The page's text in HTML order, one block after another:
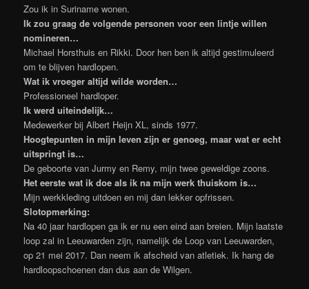
Zou ik in Suriname wonen.
Ik zou graag de volgende personen voor een lintje willen
nomineren…
Michael Horsthuis en Rikki. Door hen ben ik altijd gestimuleerd
om te blijven hardlopen.
Wat ik vroeger altijd wilde worden…
Professioneel hardloper.
Ik werd uiteindelijk…
Medewerker bij Albert Heijn XL, sinds 1977.
Hoogtepunten in mijn leven zijn er genoeg, maar wat er echt
uitspringt is…
De geboorte van Jurmy en Remy, mijn twee geweldige zoons.
Het eerste wat ik doe als ik na mijn werk thuiskom is…
Mijn werkkleding uitdoen en mij dan lekker opfrissen.
Slotopmerking:
Na 40 jaar hardlopen ga ik er nu een eind aan breien. Mijn laatste
loop zal in Leeuwarden zijn, namelijk de Loop van Leeuwarden,
op 21 mei 2017. Dan neem ik afscheid van atletiek. Ik hang de
hardloopschoenen dan dus aan de Wilgen.